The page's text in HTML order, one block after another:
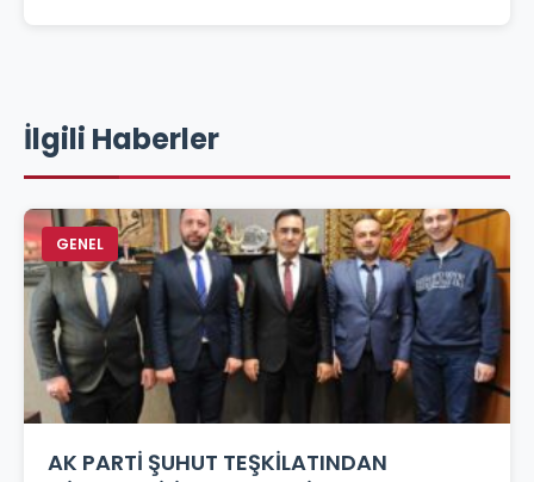
İlgili Haberler
GENEL
AK PARTİ ŞUHUT TEŞKİLATINDAN